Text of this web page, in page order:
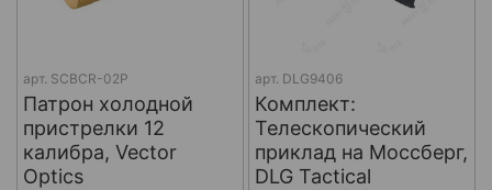
арт. SCBCR-02P
Патрон холодной
пристрелки 12
калибра, Vector
Optics
арт. DLG9406
Комплект:
Телескопический
приклад на Моссберг,
DLG Tactical